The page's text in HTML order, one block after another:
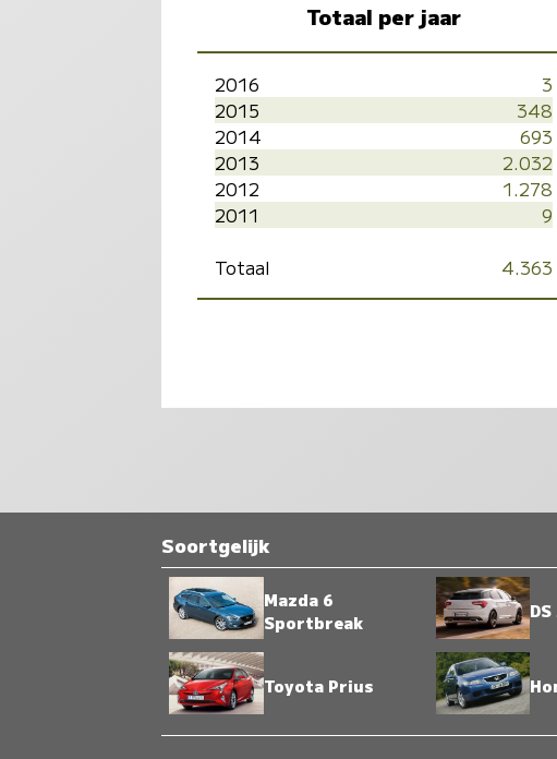
Totaal per jaar
2016
3
2015
348
2014
693
2013
2.032
2012
1.278
2011
9
Totaal
4.363
Soortgelijk
Mazda 6
Sportbreak
DS
Toyota Prius